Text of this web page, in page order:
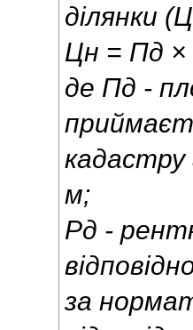
ділянки
Цн = Пд ×
де Пд -
кадастру
м;
Рд -
за